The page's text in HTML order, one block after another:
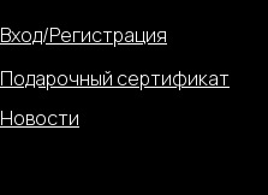
Вход/Регистрация
Подарочный сертификат
Новости